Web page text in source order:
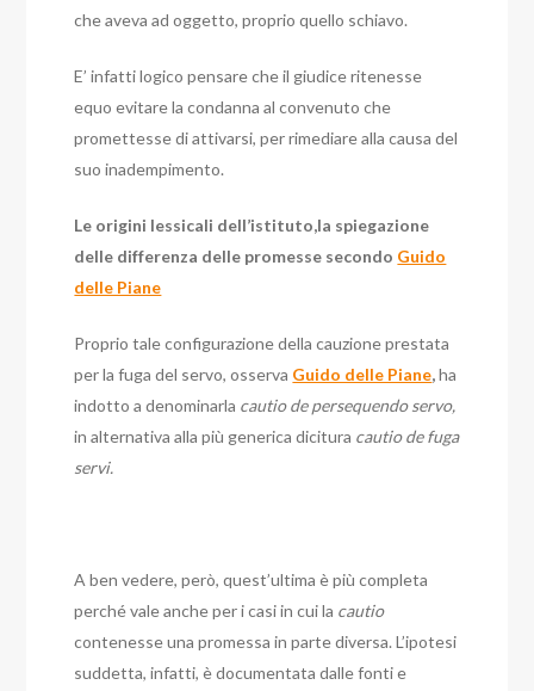
che aveva ad oggetto, proprio quello schiavo.
E’ infatti logico pensare che il giudice ritenesse
equo evitare la condanna al convenuto che
promettesse di attivarsi, per rimediare alla causa del
suo inadempimento.
Le origini lessicali dell’istituto,la spiegazione
delle differenza delle promesse secondo Guido
delle Piane
Proprio tale configurazione della cauzione prestata
per la fuga del servo, osserva Guido delle Piane,ha
indotto a denominarla cautio de persequendo servo,
in alternativa alla più generica dicitura cautio de fuga
servi.
A ben vedere, però, quest’ultima è più completa
perché vale anche per i casi in cui la cautio
contenesse una promessa in parte diversa. L’ipotesi
suddetta, infatti, è documentata dalle fonti e